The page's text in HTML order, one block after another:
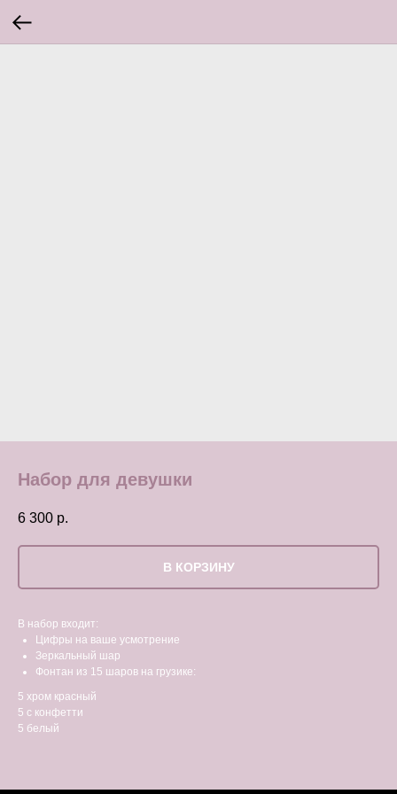
Набор для девушки
6 300 р.
В КОРЗИНУ
В набор входит:
Цифры на ваше усмотрение
Зеркальный шар
Фонтан из 15 шаров на грузике:
5 хром красный
5 с конфетти
5 белый